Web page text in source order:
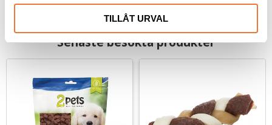
TILLÅT URVAL
Senaste besökta produkter